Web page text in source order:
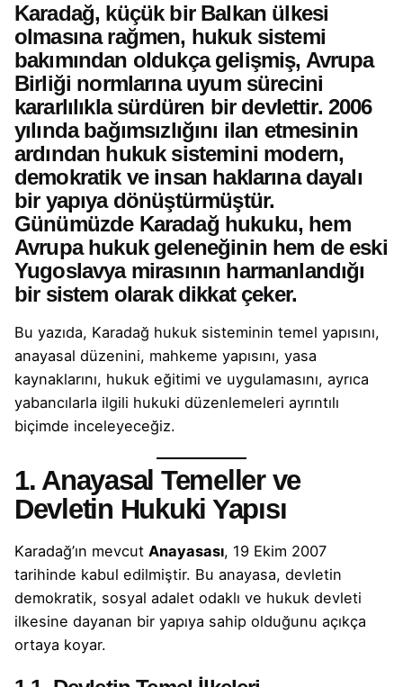
Karadağ, küçük bir Balkan ülkesi
olmasına rağmen, hukuk sistemi
bakımından oldukça gelişmiş, Avrupa
Birliği normlarına uyum sürecini
kararlılıkla sürdüren bir devlettir. 2006
yılında bağımsızlığını ilan etmesinin
ardından hukuk sistemini modern,
demokratik ve insan haklarına dayalı
bir yapıya dönüştürmüştür.
Günümüzde Karadağ hukuku, hem
Avrupa hukuk geleneğinin hem de eski
Yugoslavya mirasının harmanlandığı
bir sistem olarak dikkat çeker.
Bu yazıda, Karadağ hukuk sisteminin temel yapısını,
anayasal düzenini, mahkeme yapısını, yasa
kaynaklarını, hukuk eğitimi ve uygulamasını, ayrıca
yabancılarla ilgili hukuki düzenlemeleri ayrıntılı
biçimde inceleyeceğiz.
1. Anayasal Temeller ve
Devletin Hukuki Yapısı
Karadağ’ın mevcut Anayasası, 19 Ekim 2007
tarihinde kabul edilmiştir. Bu anayasa, devletin
demokratik, sosyal adalet odaklı ve hukuk devleti
ilkesine dayanan bir yapıya sahip olduğunu açıkça
ortaya koyar.